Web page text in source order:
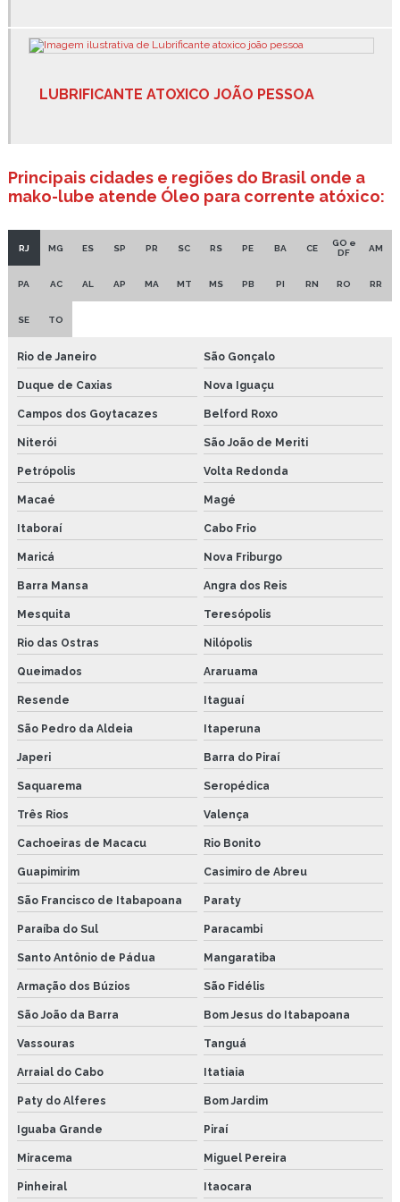
Óleo para alta temperatura
Spray lubrificante alimentício
Spray lubrificante seco
Graxa branca preço
Graxa grafitada preço
Lubrificante industrial
Lubrificante spray
Óleo lubrificante industrial
Copo de lubrificação
Copo gotejador de oleo
Graxa com bissulfeto de molibdênio
Pasta de montagem industrial
Sistemas de lubrificação centralizada
Pasta cobreada preço
Pasta de montagem
Pasta de montagem cobreada
Pasta industrial
Sistema de lubrificação para correntes
Bomba de lubrificação
Bomba de lubrificação automática
Bomba de lubrificação pneumática
Bomba elétrica para Óleo
Copo lubrificador
Lubrificador por gravidade
Sistema de lubrificação automático
Temporizador coel
Temporizador t31
LUBRIFICANTE ATOXICO JOÃO PESSOA
Principais cidades e regiões do Brasil onde a
mako-lube atende Óleo para corrente atóxico:
RJ MG ES SP PR SC RS PE BA CE
GO e
DF
AM
PA AC AL AP MA MT MS PB PI RN RO RR
SE TO
Rio de Janeiro São Gonçalo
Duque de Caxias Nova Iguaçu
Campos dos Goytacazes Belford Roxo
Niterói São João de Meriti
Petrópolis Volta Redonda
Macaé Magé
Itaboraí Cabo Frio
Maricá Nova Friburgo
Barra Mansa Angra dos Reis
Mesquita Teresópolis
Rio das Ostras Nilópolis
Queimados Araruama
Resende Itaguaí
São Pedro da Aldeia Itaperuna
Japeri Barra do Piraí
Saquarema Seropédica
Três Rios Valença
Cachoeiras de Macacu Rio Bonito
Guapimirim Casimiro de Abreu
São Francisco de Itabapoana Paraty
Paraíba do Sul Paracambi
Santo Antônio de Pádua Mangaratiba
Armação dos Búzios São Fidélis
São João da Barra Bom Jesus do Itabapoana
Vassouras Tanguá
Arraial do Cabo Itatiaia
Paty do Alferes Bom Jardim
Iguaba Grande Piraí
Miracema Miguel Pereira
Pinheiral Itaocara